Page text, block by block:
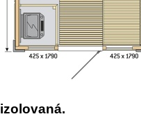
izolovaná.